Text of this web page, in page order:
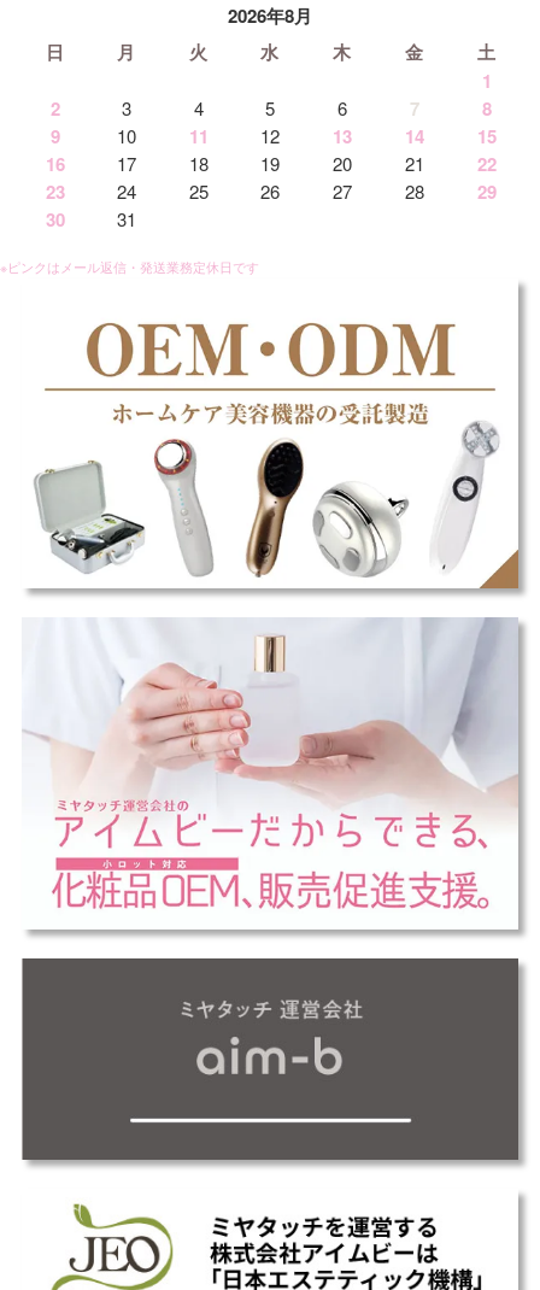
2026年8月
日
月 火 水 木 金
土
1
2
3 4 5 6 7
8
9
10 11 12 13 14
15
16
17 18 19 20 21
22
23
24 25 26 27 28
29
30
31